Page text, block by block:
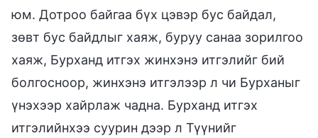
юм. Дотроо байгаа бүх цэвэр бус байдал,
зөвт бус байдлыг хаяж, буруу санаа зорилгоо
хаяж, Бурханд итгэх жинхэнэ итгэлийг бий
болгосноор, жинхэнэ итгэлээр л чи Бурханыг
үнэхээр хайрлаж чадна. Бурханд итгэх
итгэлийнхээ суурин дээр л Түүнийг